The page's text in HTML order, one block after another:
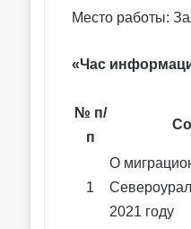
Место работы:
«Час
№ п/
п
1
О
2021 году